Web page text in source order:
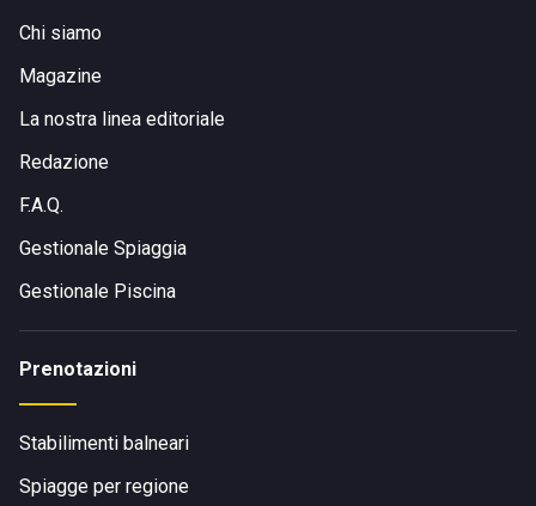
Chi siamo
Magazine
La nostra linea editoriale
Redazione
F.A.Q.
Gestionale Spiaggia
Gestionale Piscina
Prenotazioni
Stabilimenti balneari
Spiagge per regione